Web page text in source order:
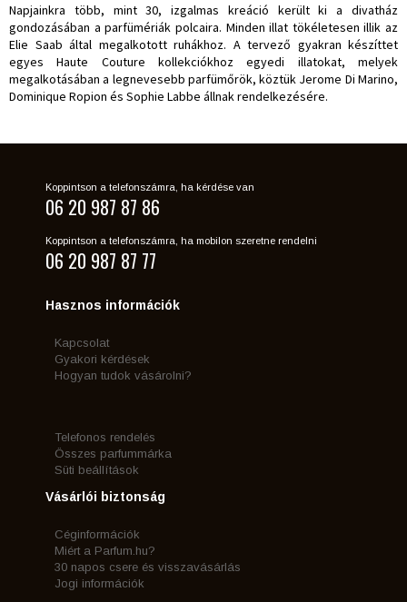
Napjainkra több, mint 30, izgalmas kreáció került ki a divatház
gondozásában a parfümériák polcaira. Minden illat tökéletesen illik az
Elie Saab által megalkotott ruhákhoz. A tervező gyakran készíttet
egyes Haute Couture kollekciókhoz egyedi illatokat, melyek
megalkotásában a legnevesebb parfümőrök, köztük Jerome Di Marino,
Dominique Ropion és Sophie Labbe állnak rendelkezésére.
Koppintson a telefonszámra, ha kérdése van
06 20 987 87 86
Koppintson a telefonszámra, ha mobilon szeretne rendelni
06 20 987 87 77
Hasznos információk
Kapcsolat
Gyakori kérdések
Hogyan tudok vásárolni?
Telefonos rendelés
Összes parfummárka
Süti beállítások
Vásárlói biztonság
Céginformációk
Miért a Parfum.hu?
30 napos csere és visszavásárlás
Jogi információk